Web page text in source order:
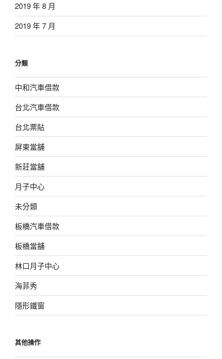
2019 年 8 月
2019 年 7 月
分類
中和汽車借款
台北汽車借款
台北票貼
屏東當舖
新莊當舖
月子中心
未分類
板橋汽車借款
板橋當舖
林口月子中心
海菲秀
隱形鐵窗
其他操作